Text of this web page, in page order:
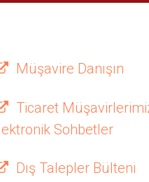
Müşavire Danışın
Ticaret
Sohbetler
Dış Talepler Bülteni